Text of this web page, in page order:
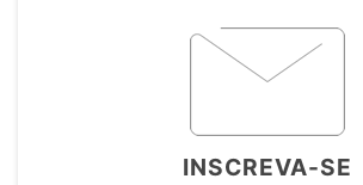
INSCREVA-SE